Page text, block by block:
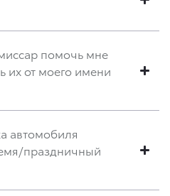
помочь мне
их от моего имени
автомобиля
праздничный